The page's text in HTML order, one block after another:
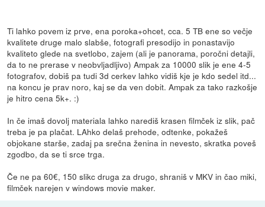
Ti lahko povem iz prve, ena poroka+ohcet, cca. 5 TB ene so večje
kvalitete druge malo slabše, fotografi presodijo in ponastavijo
kvaliteto glede na svetlobo, zajem (ali je panorama, poročni detajli,
da to ne prerase v neobvljadljivo) Ampak za 10000 slik je ene 4-5
fotografov, dobiš pa tudi 3d cerkev lahko vidiš kje je kdo sedel itd...
na koncu je prav noro, kaj se da ven dobit. Ampak za tako razkošje
je hitro cena 5k+. :)
In če imaš dovolj materiala lahko narediš krasen filmček iz slik, pač
treba je pa plačat. LAhko delaš prehode, odtenke, pokažeš
objokane starše, zadaj pa srečna ženina in nevesto, skratka poveš
zgodbo, da se ti srce trga.
Če ne pa 60€, 150 slikc druga za drugo, shraniš v MKV in čao miki,
filmček narejen v windows movie maker.